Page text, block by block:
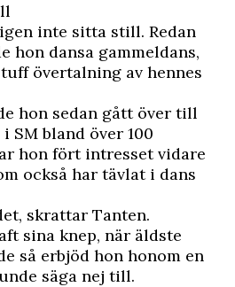
inte sitta still. Redan
hon dansa gammeldans,
övertalning av hennes
hon sedan gått över till
SM bland över 100
hon fört intresset vidare
också har tävlat i dans
skrattar Tanten.
sina knep, när äldste
så erbjöd hon honom en
säga nej till.